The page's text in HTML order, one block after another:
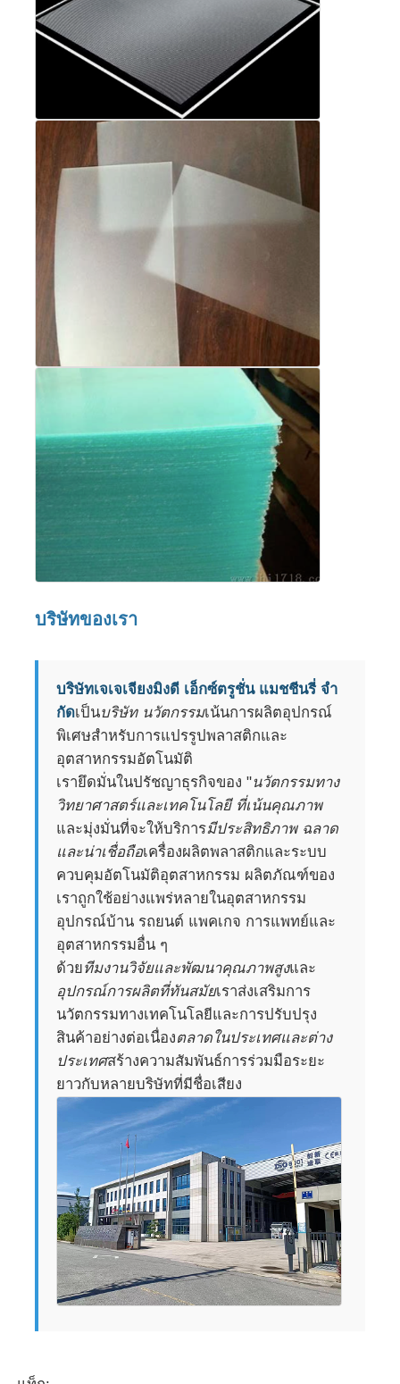
สายดัดแผ่น PVC Edge Banding
เครื่องกลมกลมกลมกลม
บริษัทของเรา
บริษัทเจเจเจียงมิงดี เอ็กซ์ตรูชั่น แมชชีนรี่ จํา
กัดเป็นบริษัท นวัตกรรมเน้นการผลิตอุปกรณ์
พิเศษสําหรับการแปรรูปพลาสติกและ
อุตสาหกรรมอัตโนมัติ
เรายึดมั่นในปรัชญาธุรกิจของ "นวัตกรรมทาง
วิทยาศาสตร์และเทคโนโลยี ที่เน้นคุณภาพ
และมุ่งมั่นที่จะให้บริการมีประสิทธิภาพ ฉลาด
และน่าเชื่อถือเครื่องผลิตพลาสติกและระบบ
ควบคุมอัตโนมัติอุตสาหกรรม ผลิตภัณฑ์ของ
เราถูกใช้อย่างแพร่หลายในอุตสาหกรรม
อุปกรณ์บ้าน รถยนต์ แพคเกจ การแพทย์และ
อุตสาหกรรมอื่น ๆ
ด้วยทีมงานวิจัยและพัฒนาคุณภาพสูงและ
อุปกรณ์การผลิตที่ทันสมัยเราส่งเสริมการ
นวัตกรรมทางเทคโนโลยีและการปรับปรุง
สินค้าอย่างต่อเนื่องตลาดในประเทศและต่าง
ประเทศสร้างความสัมพันธ์การร่วมมือระยะ
ยาวกับหลายบริษัทที่มีชื่อเสียง